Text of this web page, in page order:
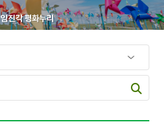
임진각 평화누리